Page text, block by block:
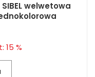
welwetowa
15 %